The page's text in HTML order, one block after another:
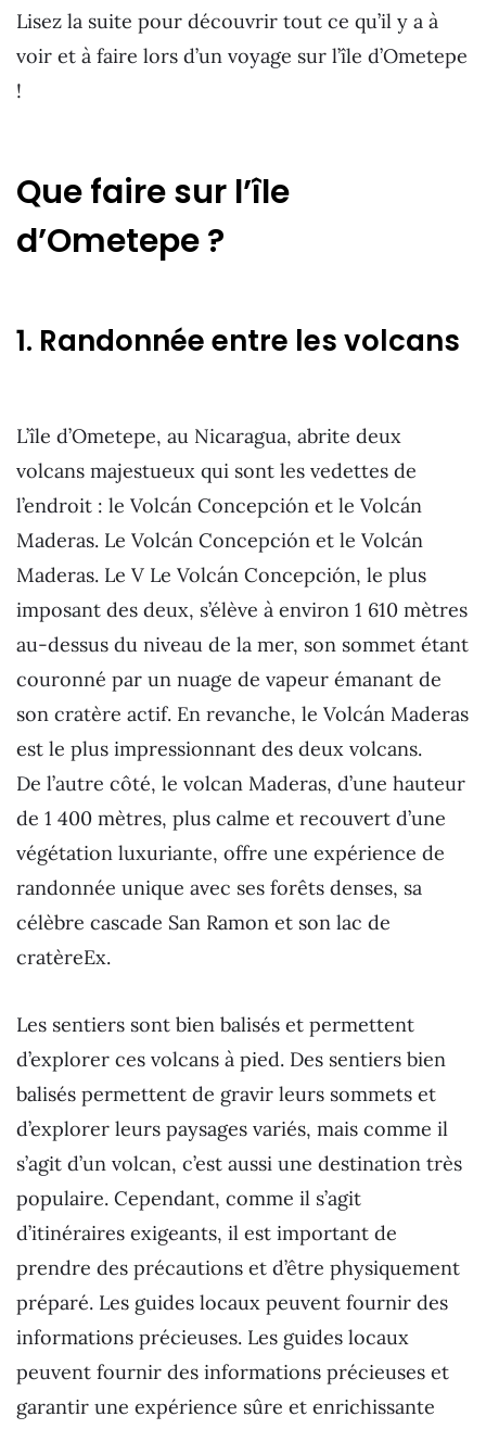
Lisez la suite pour découvrir tout ce qu’il y a à
voir et à faire lors d’un voyage sur l’île d’Ometepe
!
Que faire sur l’île
d’Ometepe ?
1. Randonnée entre les volcans
L’île d’Ometepe, au Nicaragua, abrite deux
volcans majestueux qui sont les vedettes de
l’endroit : le Volcán Concepción et le Volcán
Maderas. Le Volcán Concepción et le Volcán
Maderas. Le V Le Volcán Concepción, le plus
imposant des deux, s’élève à environ 1 610 mètres
au-dessus du niveau de la mer, son sommet étant
couronné par un nuage de vapeur émanant de
son cratère actif. En revanche, le Volcán Maderas
est le plus impressionnant des deux volcans.
De l’autre côté, le volcan Maderas, d’une hauteur
de 1 400 mètres, plus calme et recouvert d’une
végétation luxuriante, offre une expérience de
randonnée unique avec ses forêts denses, sa
célèbre cascade San Ramon et son lac de
cratèreEx.
Les sentiers sont bien balisés et permettent
d’explorer ces volcans à pied. Des sentiers bien
balisés permettent de gravir leurs sommets et
d’explorer leurs paysages variés, mais comme il
s’agit d’un volcan, c’est aussi une destination très
populaire. Cependant, comme il s’agit
d’itinéraires exigeants, il est important de
prendre des précautions et d’être physiquement
préparé. Les guides locaux peuvent fournir des
informations précieuses. Les guides locaux
peuvent fournir des informations précieuses et
garantir une expérience sûre et enrichissante